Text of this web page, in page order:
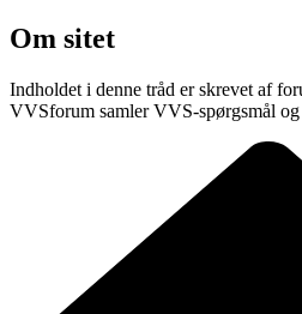
Om sitet
Indholdet i denne tråd er skrevet af
VVSforum samler VVS-spørgsmål og